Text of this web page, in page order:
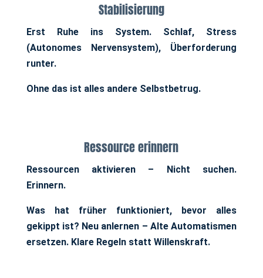
Stabilisierung
Erst Ruhe ins System. Schlaf, Stress
(Autonomes Nervensystem), Überforderung
runter.
Ohne das ist alles andere Selbstbetrug.
Ressource erinnern
Ressourcen aktivieren – Nicht suchen.
Erinnern.
Was hat früher funktioniert, bevor alles
gekippt ist? Neu anlernen – Alte Automatismen
ersetzen. Klare Regeln statt Willenskraft.